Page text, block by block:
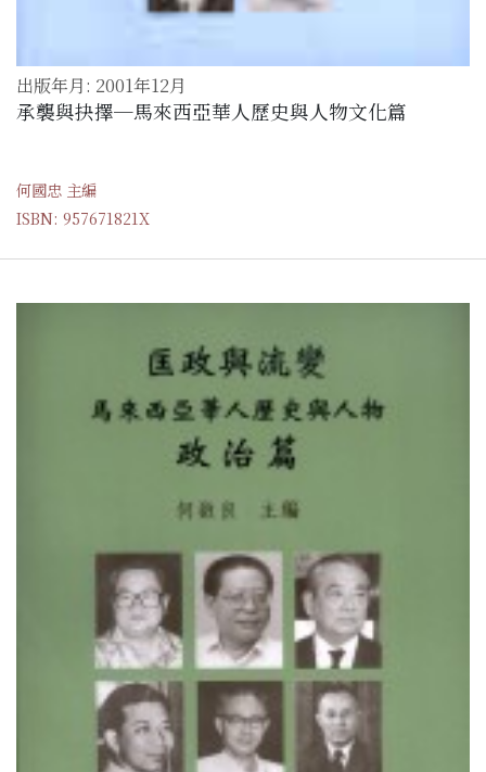
出版年月: 2001年12月
承襲與抉擇─馬來西亞華人歷史與人物文化篇
何國忠 主編
ISBN: 957671821X